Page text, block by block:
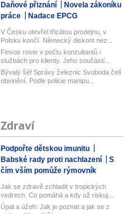
Daňové přiznání
Novela zákoníku
práce
Nadace EPCG
V Česku otevřel třicátou prodejnu, v
Polsku končí. Německý diskont nez...
Finvox roste v počtu konzultantů i
službách pro klienty. Jeho součástí...
Bývalý šéf Správy železnic Svoboda čelí
obvinění. Podle policie manipu...
Zdraví
Podpořte dětskou imunitu
Babské rady proti nachlazení
S
čím vším pomůže rýmovník
Jak se zdravě zchladit v tropických
vedrech: Co pomáhá a kdy už riskuj...
Úpal a úžeh: Jak je poznat a jak se z